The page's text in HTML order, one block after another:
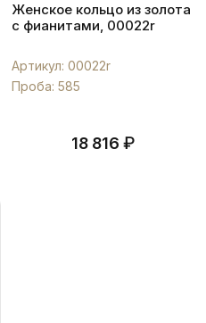
Женское кольцо из золота
с фианитами, 00022r
Артикул: 00022r
Проба: 585
18 816 ₽